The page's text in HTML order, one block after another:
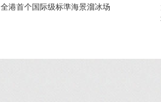
全港首个国际级标準海景溜冰场